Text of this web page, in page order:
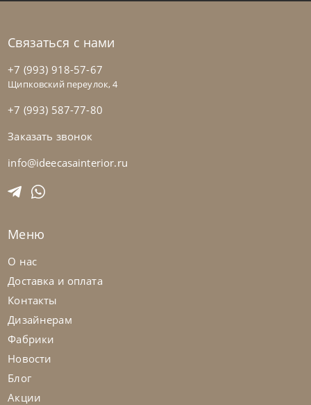
Twils
Кровать Academy Piuma
Связаться с нами
+7 (993) 918-57-67
Щипковский переулок, 4
+7 (993) 587-77-80
Заказать звонок
info@ideecasainterior.ru
Меню
О нас
Доставка и оплата
Контакты
Дизайнерам
Фабрики
Новости
Блог
Акции